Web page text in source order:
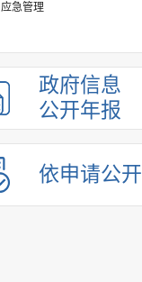
应急管理
政府信息
公开年报
依申请公开